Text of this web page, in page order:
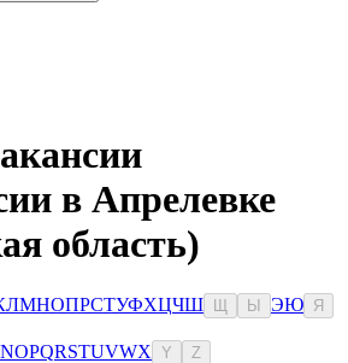
в Апрелевке
область)
ЛМНОПРСТУФХЦЧШ Ы ЭЮ Я
NOPQRSTUVWX Y Z